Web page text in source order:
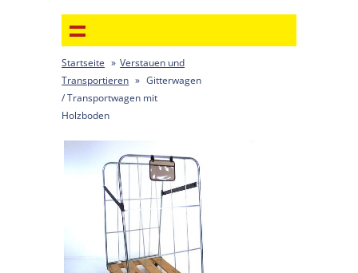
Startseite » Verstauen und
Transportieren » Gitterwagen
/ Transportwagen mit
Holzboden